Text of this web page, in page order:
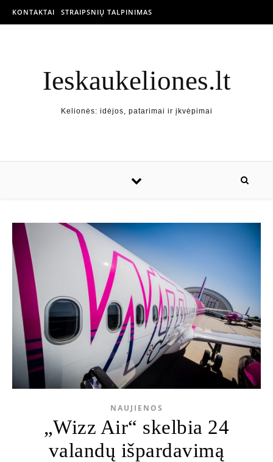
KONTAKTAI STRAIPSNIŲ TALPINIMAS
Ieskaukeliones.lt
Kelionės: idėjos, patarimai ir įkvėpimai
NAUJIENOS
„Wizz Air“ skelbia 24
valandų išpardavimą